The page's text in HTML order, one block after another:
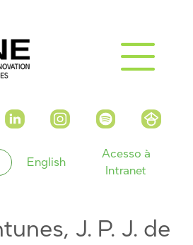
English
Acesso à
Intranet
J. P. J. de